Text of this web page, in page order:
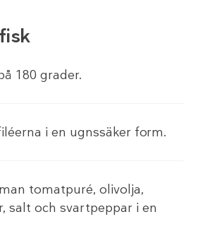
180 grader.
i en ugnssäker form.
tomatpuré, olivolja,
salt och svartpeppar i en